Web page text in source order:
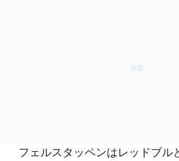
フェルスタッペンはレッドブル